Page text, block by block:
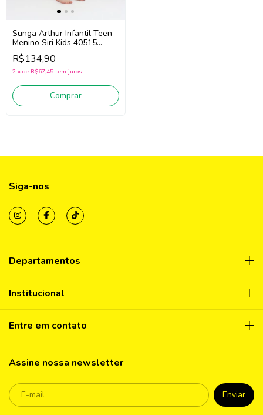
Sunga Arthur Infantil Teen
Menino Siri Kids 40515
(Marinho) Apenas Sunga!
R$134,90
2 x de R$67,45 sem juros
Comprar
Siga-nos
Departamentos
Institucional
Entre em contato
Assine nossa newsletter